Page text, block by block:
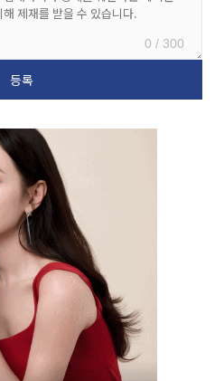
0 / 300